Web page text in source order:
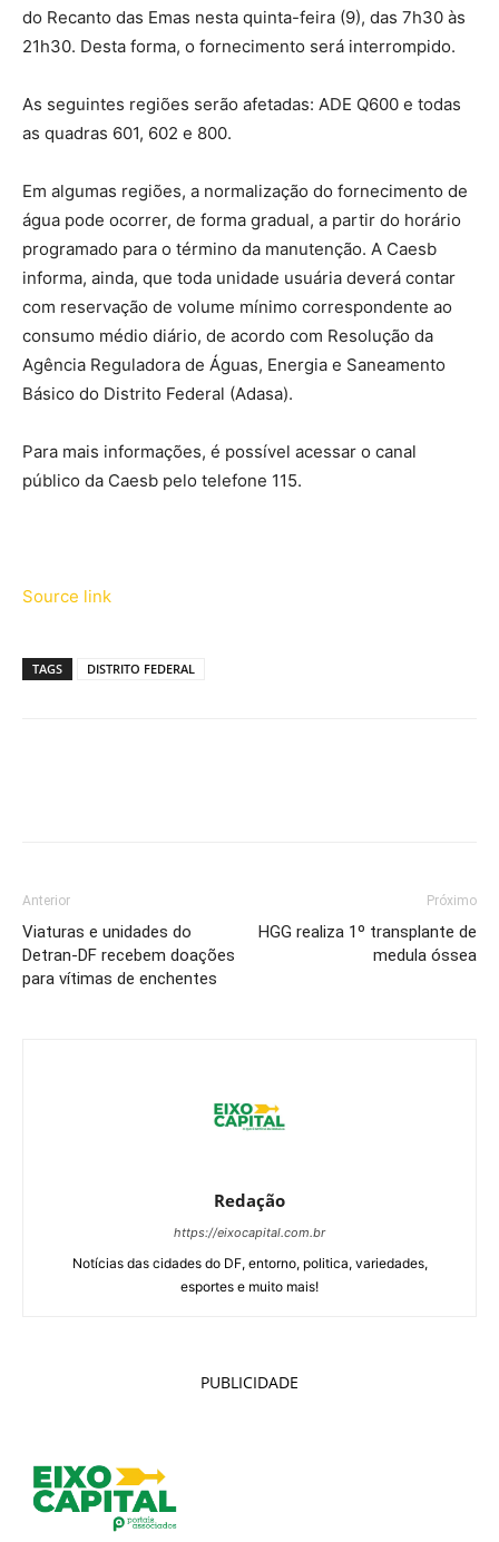
do Recanto das Emas nesta quinta-feira (9), das 7h30 às
21h30. Desta forma, o fornecimento será interrompido.
As seguintes regiões serão afetadas: ADE Q600 e todas
as quadras 601, 602 e 800.
Em algumas regiões, a normalização do fornecimento de
água pode ocorrer, de forma gradual, a partir do horário
programado para o término da manutenção. A Caesb
informa, ainda, que toda unidade usuária deverá contar
com reservação de volume mínimo correspondente ao
consumo médio diário, de acordo com Resolução da
Agência Reguladora de Águas, Energia e Saneamento
Básico do Distrito Federal (Adasa).
Para mais informações, é possível acessar o canal
público da Caesb pelo telefone 115.
Source link
TAGS DISTRITO FEDERAL
Anterior
Viaturas e unidades do
Detran-DF recebem doações
para vítimas de enchentes
Próximo
HGG realiza 1º transplante de
medula óssea
Redação
https://eixocapital.com.br
Notícias das cidades do DF, entorno, politica, variedades,
esportes e muito mais!
PUBLICIDADE